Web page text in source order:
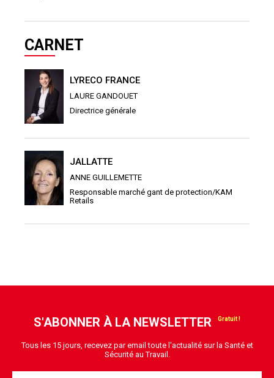
CARNET
LYRECO FRANCE
LAURE GANDOUET
Directrice générale
JALLATTE
ANNE GUILLEMETTE
Responsable marché gant de protection/KAM
Retails
S'ABONNER À LA NEWSLETTER
Tous les 15 jours, recevez par email toute l'actualité sur la Santé et
Sécurité au Travail.